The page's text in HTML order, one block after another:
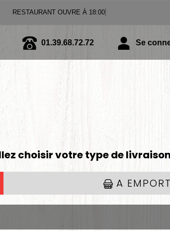
RESTAURANT OUVRE À 18:00
01.39.68.72.72 Se